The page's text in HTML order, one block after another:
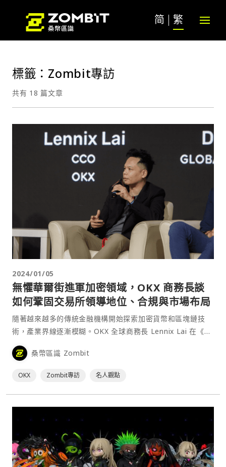
简 繁
標籤：Zombit專訪
共有 18 篇文章
2024/01/05
無懼華爾街進軍加密領域，OKX 商務長談
如何鞏固交易所領導地位、合規與市場布局
隨著越來越多的傳統金融機構開始探索加密貨幣和區塊鏈技
術，產業界線逐漸模糊。OKX 全球商務長 Lennix Lai 在《台
北區塊鏈週》期間接受桑幣區識採訪，擁有豐富傳統金融背景
的他分享了關於區塊鏈技術如何影響傳統金融的深入見解，並
桑幣區識 Zombit
OKX Zombit專訪 名人觀點